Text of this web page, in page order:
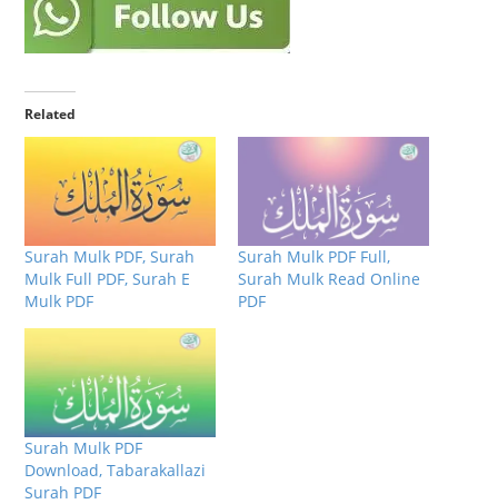
Related
Surah Mulk PDF, Surah
Mulk Full PDF, Surah E
Mulk PDF
Surah Mulk PDF Full,
Surah Mulk Read Online
PDF
Surah Mulk PDF
Download, Tabarakallazi
Surah PDF